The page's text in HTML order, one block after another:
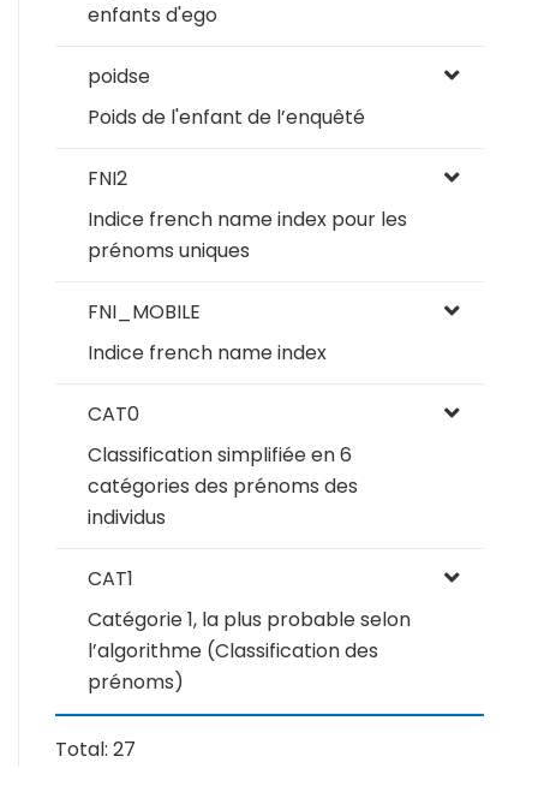
enfants d'ego
poidse
Poids de l'enfant de l’enquêté
FNI2
Indice french name index pour les
prénoms uniques
FNI_MOBILE
Indice french name index
CAT0
Classification simplifiée en 6
catégories des prénoms des
individus
CAT1
Catégorie 1, la plus probable selon
l’algorithme (Classification des
prénoms)
Total: 27